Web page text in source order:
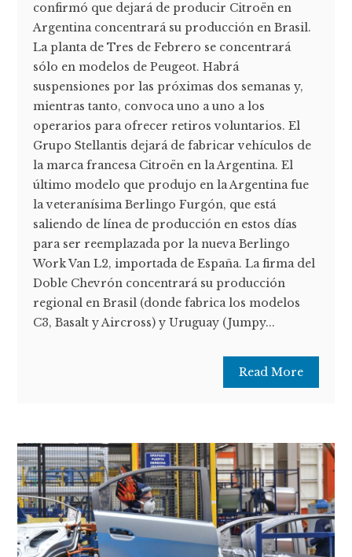
confirmó que dejará de producir Citroën en
Argentina concentrará su producción en Brasil.
La planta de Tres de Febrero se concentrará
sólo en modelos de Peugeot. Habrá
suspensiones por las próximas dos semanas y,
mientras tanto, convoca uno a uno a los
operarios para ofrecer retiros voluntarios. El
Grupo Stellantis dejará de fabricar vehículos de
la marca francesa Citroën en la Argentina. El
último modelo que produjo en la Argentina fue
la veteranísima Berlingo Furgón, que está
saliendo de línea de producción en estos días
para ser reemplazada por la nueva Berlingo
Work Van L2, importada de España. La firma del
Doble Chevrón concentrará su producción
regional en Brasil (donde fabrica los modelos
C3, Basalt y Aircross) y Uruguay (Jumpy...
Read More